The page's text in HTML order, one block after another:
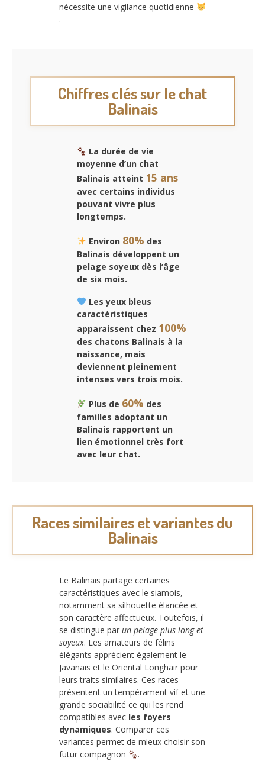
nécessite une vigilance quotidienne
.
Chiffres clés sur le chat
Balinais
La durée de vie
moyenne d’un chat
Balinais atteint 15 ans
avec certains individus
pouvant vivre plus
longtemps.
Environ 80% des
Balinais développent un
pelage soyeux dès l’âge
de six mois.
Les yeux bleus
caractéristiques
apparaissent chez 100%
des chatons Balinais à la
naissance, mais
deviennent pleinement
intenses vers trois mois.
Plus de 60% des
familles adoptant un
Balinais rapportent un
lien émotionnel très fort
avec leur chat.
Races similaires et variantes du
Balinais
Le Balinais partage certaines
caractéristiques avec le siamois,
notamment sa silhouette élancée et
son caractère affectueux. Toutefois, il
se distingue par un pelage plus long et
soyeux. Les amateurs de félins
élégants apprécient également le
Javanais et le Oriental Longhair pour
leurs traits similaires. Ces races
présentent un tempérament vif et une
grande sociabilité ce qui les rend
compatibles avec les foyers
dynamiques. Comparer ces
variantes permet de mieux choisir son
futur compagnon
.